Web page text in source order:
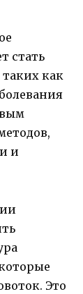
стать
как
и
Это